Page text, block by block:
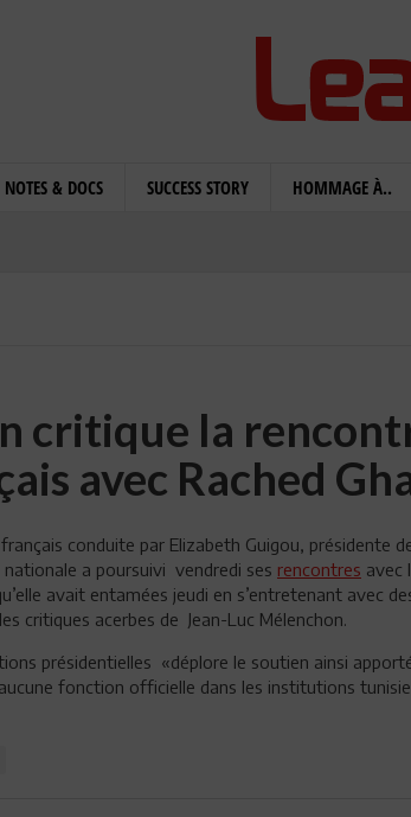
NOTES & DOCS SUCCESS STORY HOMMAGE À..
critique la
avec Rached
conduite par Elizabeth Guigou, présidente
nationale a poursuivi vendredi ses rencontres avec
avait entamées jeudi en s’entretenant avec
critiques acerbes de Jean-Luc Mélenchon.
présidentielles «déplore le soutien ainsi
fonction officielle dans les institutions